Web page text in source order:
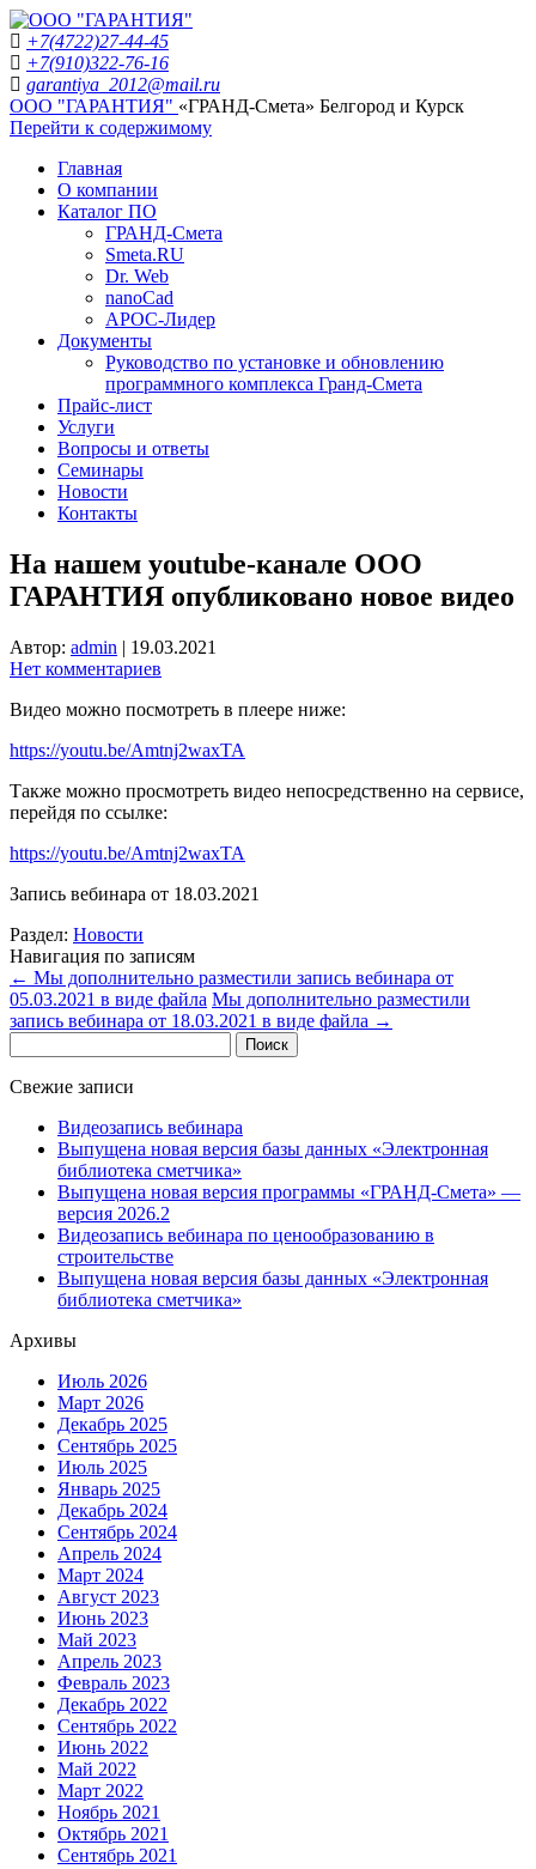
+7(4722)27-44-45
+7(910)322-76-16
garantiya_2012@mail.ru
ООО "ГАРАНТИЯ" «ГРАНД-Смета» Белгород и Курск
Перейти к содержимому
Главная
О компании
Каталог ПО
ГРАНД-Смета
Smeta.RU
Dr. Web
nanoCad
АРОС-Лидер
Документы
Руководство по установке и обновлению
программного комплекса Гранд-Смета
Прайс-лист
Услуги
Вопросы и ответы
Семинары
Новости
Контакты
На нашем youtube-канале ООО
ГАРАНТИЯ опубликовано новое видео
Автор: admin | 19.03.2021
Нет комментариев
Видео можно посмотреть в плеере ниже:
https://youtu.be/Amtnj2waxTA
Также можно просмотреть видео непосредственно на сервисе,
перейдя по ссылке:
https://youtu.be/Amtnj2waxTA
Запись вебинара от 18.03.2021
Раздел: Новости
Навигация по записям
← Мы дополнительно разместили запись вебинара от
05.03.2021 в виде файла Мы дополнительно разместили
запись вебинара от 18.03.2021 в виде файла →
Свежие записи
Видеозапись вебинара
Выпущена новая версия базы данных «Электронная
библиотека сметчика»
Выпущена новая версия программы «ГРАНД-Смета» —
версия 2026.2
Видеозапись вебинара по ценообразованию в
строительстве
Выпущена новая версия базы данных «Электронная
библиотека сметчика»
Архивы
Июль 2026
Март 2026
Декабрь 2025
Сентябрь 2025
Июль 2025
Январь 2025
Декабрь 2024
Сентябрь 2024
Апрель 2024
Март 2024
Август 2023
Июнь 2023
Май 2023
Апрель 2023
Февраль 2023
Декабрь 2022
Сентябрь 2022
Июнь 2022
Май 2022
Март 2022
Ноябрь 2021
Октябрь 2021
Сентябрь 2021